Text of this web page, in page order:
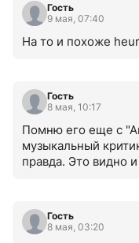
Гость
9 мая, 07:40
На то и похоже
Гость
8 мая, 10:17
Помню его еще с
музыкальный
правда. Это видно
Гость
8 мая, 03:20